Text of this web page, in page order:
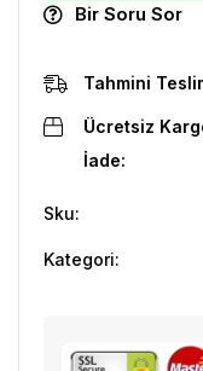
Bir Soru Sor
Tahmini
Ücretsiz
İade:
Sku:
Kategori: